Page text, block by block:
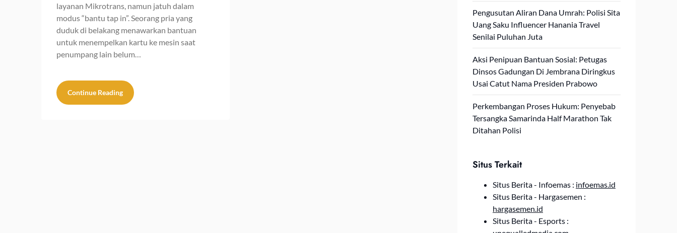
layanan Mikrotrans, namun jatuh dalam
modus “bantu tap in”. Seorang pria yang
duduk di belakang menawarkan bantuan
untuk menempelkan kartu ke mesin saat
penumpang lain belum…
Continue Reading
Pengusutan Aliran Dana Umrah: Polisi Sita
Uang Saku Influencer Hanania Travel
Senilai Puluhan Juta
Aksi Penipuan Bantuan Sosial: Petugas
Dinsos Gadungan Di Jembrana Diringkus
Usai Catut Nama Presiden Prabowo
Perkembangan Proses Hukum: Penyebab
Tersangka Samarinda Half Marathon Tak
Ditahan Polisi
Situs Terkait
Situs Berita - Infoemas : infoemas.id
Situs Berita - Hargasemen :
hargasemen.id
Situs Berita - Esports :